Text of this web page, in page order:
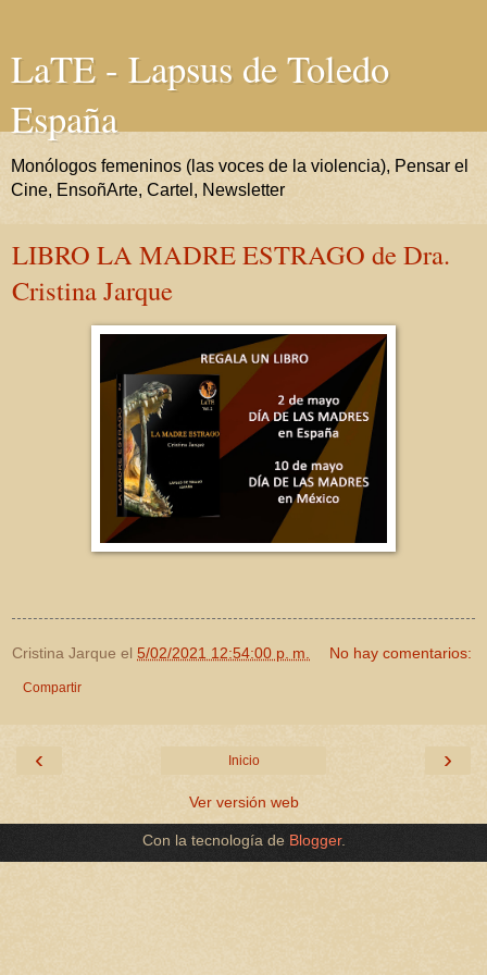
LaTE - Lapsus de Toledo
España
Monólogos femeninos (las voces de la violencia), Pensar el
Cine, EnsoñArte, Cartel, Newsletter
LIBRO LA MADRE ESTRAGO de Dra.
Cristina Jarque
Cristina Jarque el 5/02/2021 12:54:00 p. m. No hay comentarios:
Compartir
‹ ›
Inicio
Ver versión web
Con la tecnología de Blogger.